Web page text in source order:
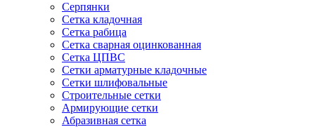
Серпянки
Сетка кладочная
Сетка рабица
Сетка сварная оцинкованная
Сетка ЦПВС
Сетки арматурные кладочные
Сетки шлифовальные
Строительные сетки
Армирующие сетки
Абразивная сетка